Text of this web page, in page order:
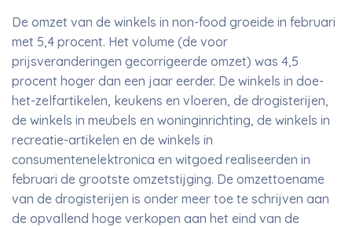
De omzet van de winkels in non-food groeide in februari
met 5,4 procent. Het volume (de voor
prijsveranderingen gecorrigeerde omzet) was 4,5
procent hoger dan een jaar eerder. De winkels in doe-
het-zelfartikelen, keukens en vloeren, de drogisterijen,
de winkels in meubels en woninginrichting, de winkels in
recreatie-artikelen en de winkels in
consumentenelektronica en witgoed realiseerden in
februari de grootste omzetstijging. De omzettoename
van de drogisterijen is onder meer toe te schrijven aan
de opvallend hoge verkopen aan het eind van de